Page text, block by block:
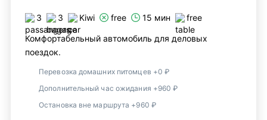
3 3 Kiwi free 15 мин free
Комфортабельный автомобиль для деловых
поездок.
Перевозка домашних питомцев +0 ₽
Дополнительный час ожидания +960 ₽
Остановка вне маршрута +960 ₽